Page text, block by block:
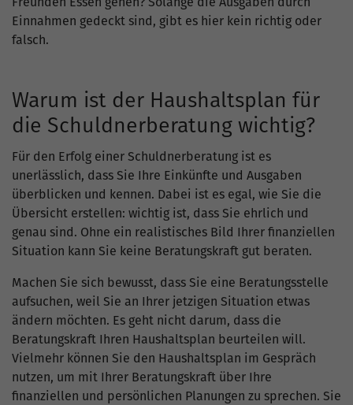
Einnahmen gedeckt sind, gibt es hier kein richtig oder
falsch.
Warum ist der Haushaltsplan für
die Schuldnerberatung wichtig?
Für den Erfolg einer Schuldnerberatung ist es
unerlässlich, dass Sie Ihre Einkünfte und Ausgaben
überblicken und kennen. Dabei ist es egal, wie Sie die
Übersicht erstellen: wichtig ist, dass Sie ehrlich und
genau sind. Ohne ein realistisches Bild Ihrer finanziellen
Situation kann Sie keine Beratungskraft gut beraten.
Machen Sie sich bewusst, dass Sie eine Beratungsstelle
aufsuchen, weil Sie an Ihrer jetzigen Situation etwas
ändern möchten. Es geht nicht darum, dass die
Beratungskraft Ihren Haushaltsplan beurteilen will.
Vielmehr können Sie den Haushaltsplan im Gespräch
nutzen, um mit Ihrer Beratungskraft über Ihre
finanziellen und persönlichen Planungen zu sprechen. Sie